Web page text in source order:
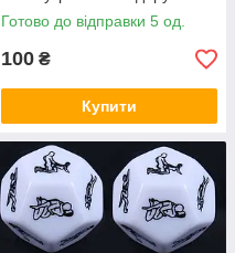
сувенір
Готово до відправки 5 од.
100 ₴
Купити